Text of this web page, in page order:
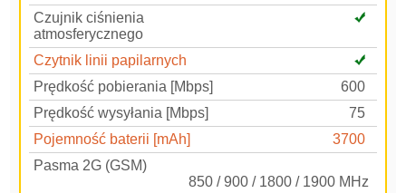
Czujnik ciśnienia
atmosferycznego
Czytnik linii papilarnych
Prędkość pobierania [Mbps]
600
Prędkość wysyłania [Mbps]
75
Pojemność baterii [mAh]
3700
Pasma 2G (GSM)
850 / 900 / 1800 / 1900 MHz